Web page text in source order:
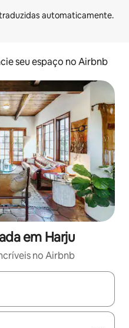
seu espaço no Airbnb
em Harju
no Airbnb
disponíveis, explore-os